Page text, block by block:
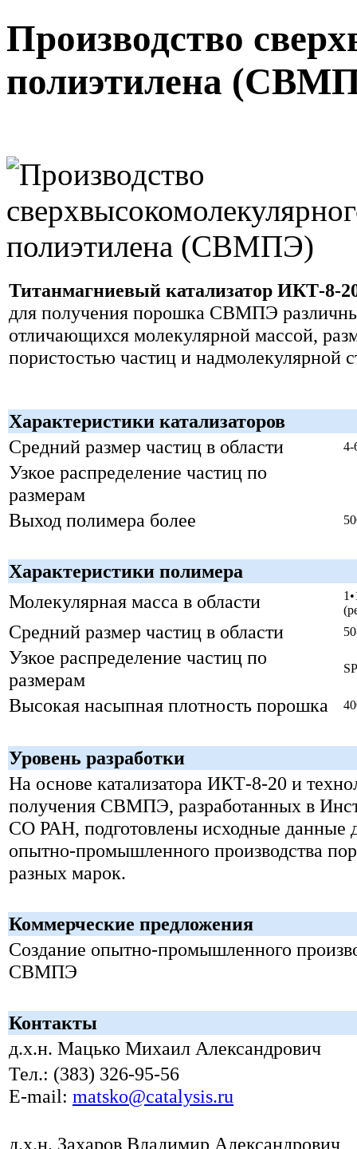
Производство
полиэтилена
Титанмагниевый катализатор ИКТ-8-
для получения порошка СВМПЭ
отличающихся молекулярной массой,
пористостью частиц и надмолекулярной
Характеристики катализаторов
Средний размер частиц в области
4-
Узкое распределение частиц по
размерам
Выход полимера более
Характеристики полимера
Молекулярная масса в области
Средний размер частиц в области
Узкое распределение частиц по
размерам
Высокая насыпная плотность порошка
Уровень разработки
На основе катализатора ИКТ-8-20 и
получения СВМПЭ, разработанных в
СО РАН, подготовлены исходные данные
опытно-промышленного производства
разных марок.
Коммерческие предложения
Создание опытно-промышленного
СВМПЭ
Контакты
д.х.н. Мацько Михаил Александрович
Тел.: (383) 326-95-56
E-mail: matsko@catalysis.ru
д.х.н. Захаров Владимир Александрович